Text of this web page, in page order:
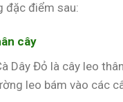
đặc điểm sau:
cây
Dây Đỏ là cây leo
leo bám vào các